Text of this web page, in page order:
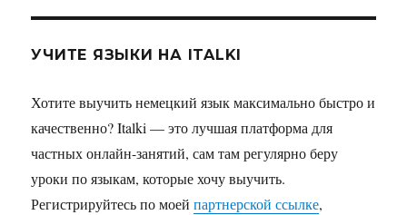
УЧИТЕ ЯЗЫКИ НА ITALKI
Хотите выучить немецкий язык максимально быстро и
качественно? Italki — это лучшая платформа для
частных онлайн-занятий, сам там регулярно беру
уроки по языкам, которые хочу выучить.
Регистрируйтесь по моейпартнерской ссылке,